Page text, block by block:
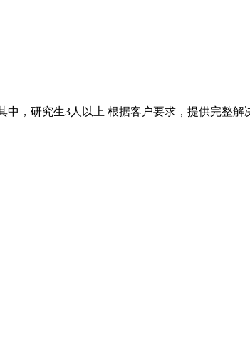
，研究生3人以上 根据客户要求，提供完整解